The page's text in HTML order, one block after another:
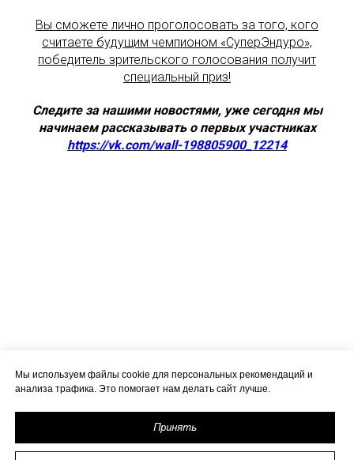
Вы сможете лично проголосовать за того, кого
считаете будущим чемпионом «СуперЭндуро»,
победитель зрительского голосования получит
специальный приз!
Следите за нашими новостями, уже сегодня мы
начинаем рассказывать о первых участниках
https://vk.com/wall-198805900_12214
Мы используем файлы cookie для персональных рекомендаций и
анализа трафика. Это помогает нам делать сайт лучше.
Принять